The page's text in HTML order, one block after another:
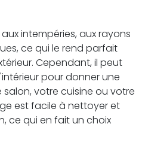
intempéries, aux rayons
ce qui le rend parfait
Cependant, il peut
pour donner une
votre cuisine ou votre
est facile à nettoyer et
ce qui en fait un choix